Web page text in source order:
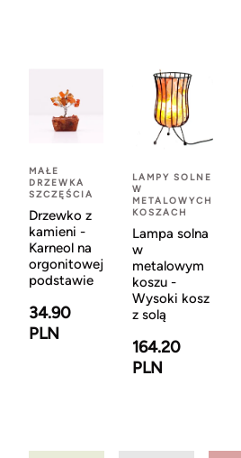
MAŁE
DRZEWKA
SZCZĘŚCIA
Drzewko z
kamieni -
Karneol na
orgonitowej
podstawie
34.90
PLN
LAMPY SOLNE
W
METALOWYCH
KOSZACH
Lampa solna
w
metalowym
koszu -
Wysoki kosz
z solą
164.20
PLN